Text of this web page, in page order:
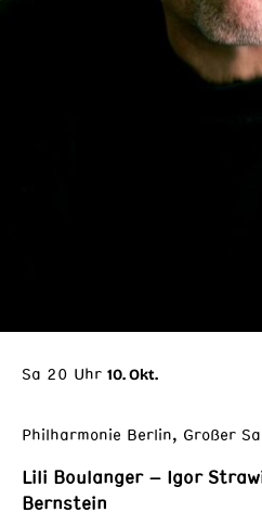
Sa 20 Uhr 10. Okt.
Philharmonie Berlin, Großer
Lili Boulanger – Igor
Bernstein